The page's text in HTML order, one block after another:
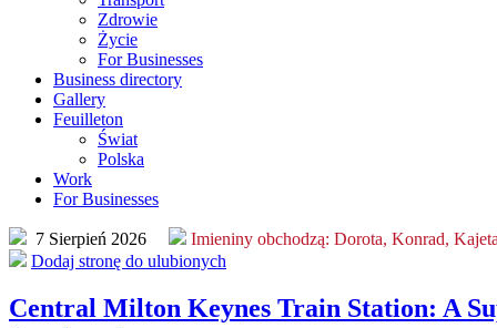
Zdrowie
Życie
For Businesses
Business directory
Gallery
Feuilleton
Świat
Polska
Work
For Businesses
7 Sierpień 2026 Imieniny obchodzą: Dorota, Konrad,
Dodaj stronę do ulubionych
Central Milton Keynes Train Station: A